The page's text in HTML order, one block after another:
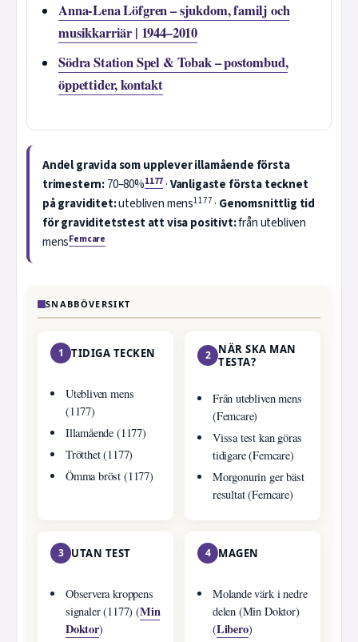
Anna-Lena Löfgren – sjukdom, familj och
musikkarriär | 1944–2010
Södra Station Spel & Tobak – postombud,
öppettider, kontakt
Andel gravida som upplever illamående första
trimestern:70–80%1177·Vanligaste första tecknet
på graviditet:utebliven mens1177· Genomsnittlig tid
för graviditetstest att visa positivt:från utebliven
mensFemcare
SNABBÖVERSIKT
1 TIDIGA TECKEN
Utebliven mens
(1177)
Illamående (1177)
Trötthet (1177)
Ömma bröst (1177)
2
NÄR SKA MAN
TESTA?
Från utebliven mens
(Femcare)
Vissa test kan göras
tidigare (Femcare)
Morgonurin ger bäst
resultat (Femcare)
3 UTAN TEST
Observera kroppens
signaler (1177) (Min
Doktor)
4 MAGEN
Molande värk i nedre
delen (Min Doktor)
(Libero)